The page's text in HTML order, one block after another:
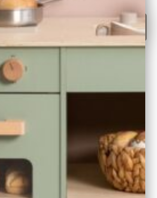
Hier Kaufen!
und außergewöhnlich ist diese süße
Stil. Mit sanften Farben
sieht sie in jedem Raum gut
Küche, im Wohnzimmer oder im